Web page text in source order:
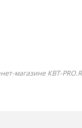
магазине КВТ-